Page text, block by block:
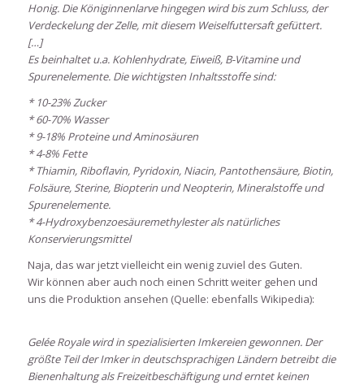
Honig. Die Königinnenlarve hingegen wird bis zum Schluss, der
Verdeckelung der Zelle, mit diesem Weiselfuttersaft gefüttert.
[…]
Es beinhaltet u.a. Kohlenhydrate, Eiweiß, B-Vitamine und
Spurenelemente. Die wichtigsten Inhaltsstoffe sind:
* 10-23% Zucker
* 60-70% Wasser
* 9-18% Proteine und Aminosäuren
* 4-8% Fette
* Thiamin, Riboflavin, Pyridoxin, Niacin, Pantothensäure, Biotin,
Folsäure, Sterine, Biopterin und Neopterin, Mineralstoffe und
Spurenelemente.
* 4-Hydroxybenzoesäuremethylester als natürliches
Konservierungsmittel
Naja, das war jetzt vielleicht ein wenig zuviel des Guten.
Wir können aber auch noch einen Schritt weiter gehen und
uns die Produktion ansehen (Quelle: ebenfalls Wikipedia):
Gelée Royale wird in spezialisierten Imkereien gewonnen. Der
größte Teil der Imker in deutschsprachigen Ländern betreibt die
Bienenhaltung als Freizeitbeschäftigung und erntet keinen